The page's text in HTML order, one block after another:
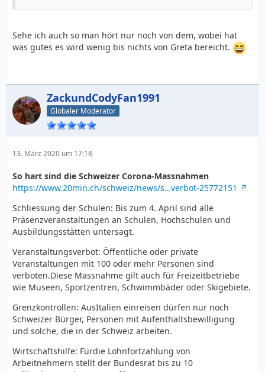
Sehe ich auch so man hört nur noch von dem, wobei hat
was gutes es wird wenig bis nichts von Greta bereicht.
ZackundCodyFan1991
Globaler Moderator
13. März 2020 um 17:18
So hart sind die Schweizer Corona-Massnahmen
https://www.20min.ch/schweiz/news/s…verbot-25772151
Schliessung der Schulen: Bis zum 4. April sind alle
Präsenzveranstaltungen an Schulen, Hochschulen und
Ausbildungsstätten untersagt.
Veranstaltungsverbot: Öffentliche oder private
Veranstaltungen mit 100 oder mehr Personen sind
verboten.Diese Massnahme gilt auch für Freizeitbetriebe
wie Museen, Sportzentren, Schwimmbäder oder Skigebiete.
Grenzkontrollen: AusItalien einreisen dürfen nur noch
Schweizer Bürger, Personen mit Aufenthaltsbewilligung
und solche, die in der Schweiz arbeiten.
Wirtschaftshilfe: Fürdie Lohnfortzahlung von
Arbeitnehmern stellt der Bundesrat bis zu 10